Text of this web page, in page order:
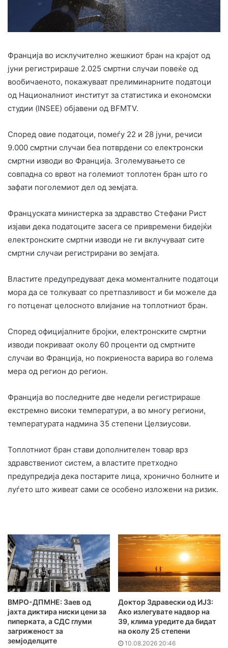
Франција во исклучително жешкиот бран на крајот од
јуни регистрираше 2.025 смртни случаи повеќе од
вообичаеното, покажуваат прелиминарните податоци
од Националниот институт за статистика и економски
студии (INSEE) објавени од BFMTV.
Според овие податоци, помеѓу 22 и 28 јуни, речиси
9.000 смртни случаи беа потврдени со електронски
смртни изводи во Франција. Зголемувањето се
совпадна со врвот на големиот топлотен бран што го
зафати поголемиот дел од земјата.
Француската министерка за здравство Стефани Рист
изјави дека податоците засега се привремени бидејќи
електронските смртни изводи не ги вклучуваат сите
смртни случаи регистрирани во земјата.
Властите предупредуваат дека моменталните податоци
мора да се толкуваат со претпазливост и би можеле да
го потценат целосното влијание на топлотниот бран.
Според официјалните бројки, електронските смртни
изводи покриваат околу 60 проценти од смртните
случаи во Франција, но покриеноста варира во голема
мера од регион до регион.
Франција во последните две недели регистрираше
екстремно високи температури, а во многу региони,
температурата надмина 35 степени Целзиусови.
Топлотниот бран стави дополнителен товар врз
здравствениот систем, а властите претходно
предупредија дека постарите лица, хронично болните и
луѓето што живеат сами се особено изложени на ризик.
ВМРО-ДПМНЕ: Заев од
јахта диктира ниски цени за
пиперката, а СДС глуми
загриженост за
земјоделците
Доктор Здравески од ИЈЗ:
Ако излегувате надвор на
39, клима уредите да бидат
на околу 25 степени
10.08.2026 20:46